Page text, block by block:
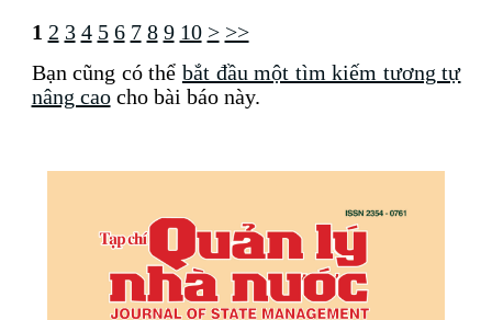
1 2 3 4 5 6 7 8 9 10 > >>
Bạn cũng có thể bắt đầu một tìm kiếm tương tự
nâng caocho bài báo này.